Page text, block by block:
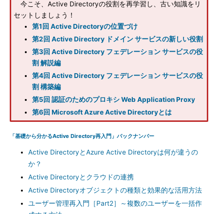
今こそ、Active Directoryの役割を再学習し、古い知識をリ
セットしましょう！
第1回 Active Directoryの位置づけ
第2回 Active Directory ドメイン サービスの新しい役割
第3回 Active Directory フェデレーション サービスの役
割 解説編
第4回 Active Directory フェデレーション サービスの役
割 構築編
第5回 認証のためのプロキシ Web Application Proxy
第6回 Microsoft Azure Active Directoryとは
「基礎から分かるActive Directory再入門」バックナンバー
Active DirectoryとAzure Active Directoryは何が違うの
か？
Active Directoryとクラウドの連携
Active Directoryオブジェクトの種類と効果的な活用方法
ユーザー管理再入門［Part2］～複数のユーザーを一括作